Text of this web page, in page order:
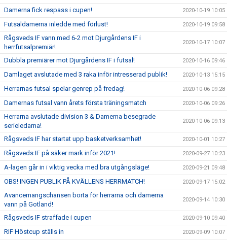
Damerna fick respass i cupen! 2020-10-19 10:05
Futsaldamerna inledde med förlust! 2020-10-19 09:58
Rågsveds IF vann med 6-2 mot Djurgårdens IF i
herrfutsalpremiär!
2020-10-17 10:07
Dubbla premiärer mot Djurgårdens IF i futsal! 2020-10-16 09:46
Damlaget avslutade med 3 raka inför intresserad publik! 2020-10-13 15:15
Herrarnas futsal spelar genrep på fredag! 2020-10-06 09:28
Damernas futsal vann årets första träningsmatch 2020-10-06 09:26
Herrarna avslutade division 3 & Damerna besegrade
serieledarna!
2020-10-06 09:13
Rågsveds IF har startat upp basketverksamhet! 2020-10-01 10:27
Rågsveds IF på säker mark inför 2021! 2020-09-27 10:23
A-lagen går in i viktig vecka med bra utgångsläge! 2020-09-21 09:48
OBS! INGEN PUBLIK PÅ KVÄLLENS HERRMATCH! 2020-09-17 15:02
Avancemangschansen borta för herrarna och damerna
vann på Gotland!
2020-09-14 10:30
Rågsveds IF straffade i cupen 2020-09-10 09:40
RIF Höstcup ställs in 2020-09-09 10:07